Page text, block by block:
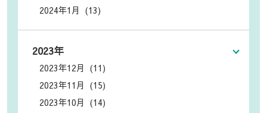
2024年1月 (13)
2023年
2023年12月 (11)
2023年11月 (15)
2023年10月 (14)